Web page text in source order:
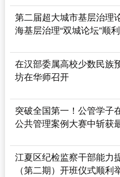
第二届超大城市基层治理
海基层治理“双城论坛”顺
在汉部委属高校少数民族
坊在华师召开
突破全国第一！公管学子
公共管理案例大赛中斩获
江夏区纪检监察干部能力
（第二期）开班仪式顺利